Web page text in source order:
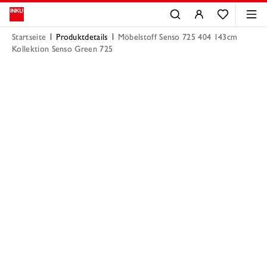
Startseite Produktdetails
Möbelstoff Senso 725 404 143cm
Kollektion Senso Green 725